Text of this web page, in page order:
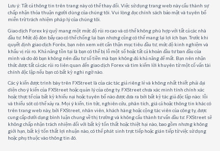
Lưu ý: Tất cả thông tin trên trang này có thể thay đổi. Việc sử dụng trang web này cấu thành sự
chấp nhận thỏa thuận người dùng của chúng tôi. Vui lòng đọc chính sách bảo mật và tuyên bố
miễn trừ trách nhiệm pháp lý của chúng tôi.
Giao dịch Forex ký quỹ mang một mức độ rủi ro cao và có thể không phù hợp với tất cả các nhà
đầu tư. Mức độ đòn bẩy cao có thể chống lại bạn nhưng cũng có thể mang lại lợi ích bạn. Trước khi
quyết định giao dịch Forêx, bạn nên xem xét cẩn thận mục tiêu đầu tư, mức độ kinh nghiệm và
khẩu vị rủi ro. Khả năng tồn tại là bạn có thể bị lỗ một số hoặc tất cả khoản đầu tư ban đầu của
mình và do đó bạn không nên đầu tư số tiền mà bạn không đủ khả năng để mất. Bạn nên nhận
thức được tất cả các rủi ro liên quan đến giao dịch Forex và tìm kiếm lời khuyên từ một cố vấn tài
chính độc lập nếu bạn có bất kỳ nghi ngờ nào.
Các ý kiến được trình bày trên FXStreet là của các tác giả riêng lẻ và không nhất thiết phải đại
diện cho ý kiến của FXStreet hoặc quản lý của công ty. FXStreet chưa xác minh tính chính xác
hoặc thực tế của bất kỳ khiếu nại hoặc tuyên bố nào được đưa ra bởi bất kỳ tác giả độc lập nào: lỗi
và thiếu sót có thể xảy ra. Mọi ý kiến, tin tức, nghiên cứu, phân tích, giá cả hoặc thông tin khác có
trên trang web này, bởi FXStreet, nhân viên, khách hàng hoặc cộng tác viên của công ty, được
cung cấp dưới dạng bình luận chung về thị trường và không cấu thành tư vấn đầu tư. FXStreet sẽ
không chấp nhận trách nhiệm đối với bất kỳ tổn thất hoặc thiệt hại nào, bao gồm nhưng không
giới hạn, bất kỳ tổn thất lợi nhuận nào, có thể phát sinh trực tiếp hoặc gián tiếp từ việc sử dụng
hoặc phụ thuộc vào thông tin đó.